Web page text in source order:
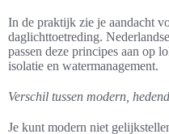
In de praktijk zie je aandacht
daglichttoetreding.
passen deze principes aan op
isolatie en watermanagement.
Verschil tussen modern,
Je kunt modern niet